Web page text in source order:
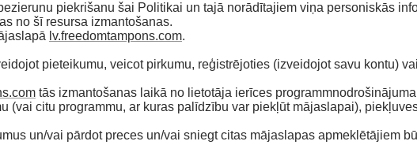
piekrišanu šai Politikai un tajā norādītajiem viņa personiskās
no šī resursa izmantošanas.
lv.freedomtampons.com.
pieteikumu, veicot pirkumu, reģistrējoties (izveidojot savu kontu)
tās izmantošanas laikā no lietotāja ierīces
(vai citu programmu, ar kuras palīdzību var piekļūt mājaslapai),
un/vai pārdot preces un/vai sniegt citas mājaslapas apmeklētājiem